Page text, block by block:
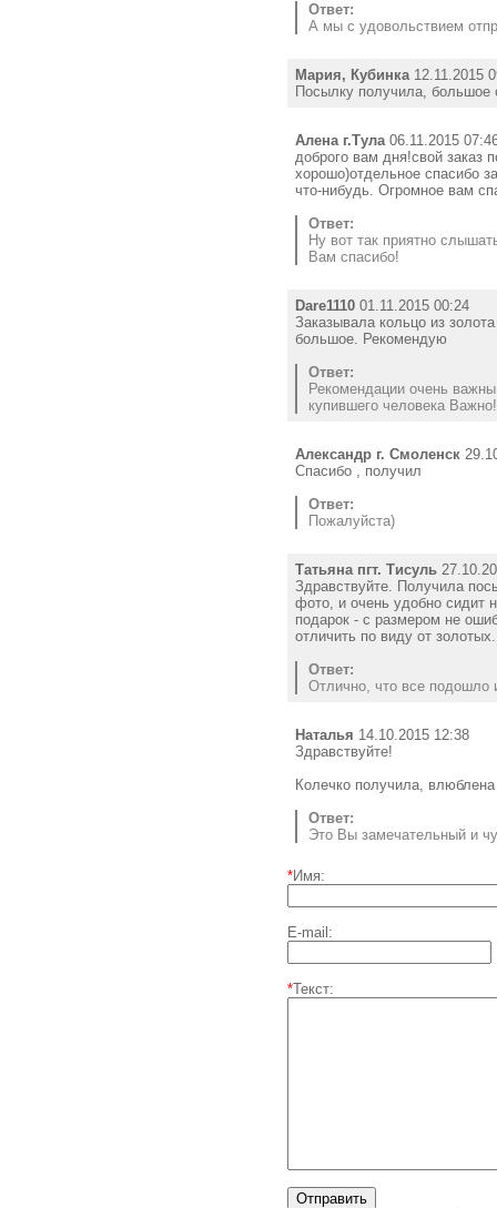
Ответ:
А мы с удовольствием
Мария, Кубинка12.11.2015
Посылку получила, большое
Алена г.Тула06.11.2015
доброго вам дня!свой заказ
хорошо)отдельное спасибо
что-нибудь. Огромное вам
Ответ:
Ну вот так приятно
Вам спасибо!
Dare1110 01.11.2015 00:24
Заказывала кольцо из
большое. Рекомендую
Ответ:
Рекомендации очень
купившего человека Важно!
Александр г. Смоленск
Спасибо , получил
Ответ:
Пожалуйста)
Татьяна пгт. Тисуль
Здравствуйте. Получила
фото, и очень удобно сидит
подарок - с размером не
отличить по виду от
Ответ:
Отлично, что все подошло
Наталья 14.10.2015 12:38
Здравствуйте!
Колечко получила,
Ответ:
Это Вы замечательный и
*Имя:
E-mail:
*Текст: